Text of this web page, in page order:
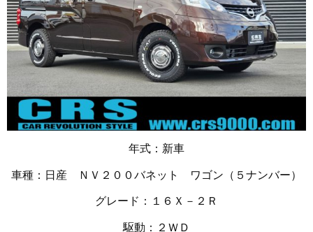
年式：新車
車種：日産 ＮＶ２００バネット ワゴン（５ナンバー）
グレード：１６Ｘ－２Ｒ
駆動：２ＷＤ